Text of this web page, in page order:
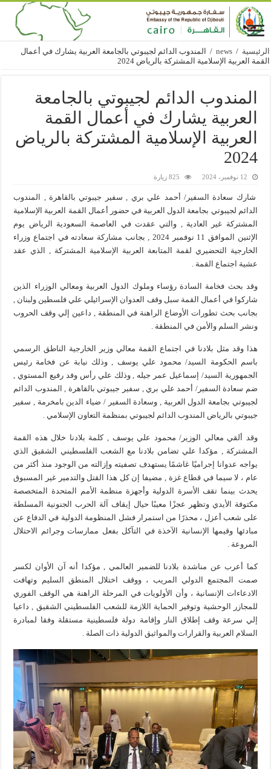
الرئيسية /
news
/ المندوب الدائم لجيبوتي بالجامعة العربية يشارك في أعمال
القمة العربية الإسلامية المشتركة بالرياض 2024
المندوب الدائم لجيبوتي بالجامعة
العربية يشارك في أعمال القمة
العربية الإسلامية المشتركة بالرياض
2024
12 نوفمبر، 2024 825 زيارة
شارك سعادة السفير/ أحمد علي بري , سفير جيبوتي بالقاهرة , المندوب
الدائم لجيبوتي بجامعة الدول العربية في حضور أعمال القمة العربية الإسلامية
المشتركة غير العادية , والتي عقدت في العاصمة السعودية الرياض يوم
الإثنين الموافق 11 نوفمبر 2024 , بجانب مشاركة سعادته في اجتماع وزراء
الخارجية التحضيري لقمة المتابعة العربية الإسلامية المشتركة , الذي عقد
عشية اجتماع القمة .
وقد بحث فخامة السادة رؤساء وملوك الدول العربية ومعالي الوزراء الذين
شاركوا في أعمال القمة سبل وقف العدوان الإسرائيلي علي فلسطين ولبنان ,
بجانب بحث تطورات الأوضاع الراهنة في المنطقة , داعين إلي وقف الحروب
ونشر السلم والأمن في المنطقة .
هذا وقد مثل بلادنا في اجتماع القمة معالي وزير الخارجية الناطق الرسمي
باسم الحكومة السيد/ محمود علي يوسف , وذلك نيابة عن فخامة رئيس
الجمهورية السيد/ إسماعيل عمر جيله , وذلك علي رأس وفد رفيع المستوي ,
ضم سعادة السفير/ أحمد علي بري , سفير جيبوتي بالقاهرة , المندوب الدائم
لجيبوتي بجامعة الدول العربية , وسعادة السفير / ضياء الدين بامخرمة , سفير
جيبوتي بالرياض المندوب الدائم لجيبوتي بمنظمة التعاون الإسلامي .
وقد ألقي معالي الوزير/ محمود علي يوسف , كلمة بلادنا خلال هذه القمة
المشتركة , مؤكدا علي تضامن بلادنا مع الشعب الفلسطيني الشقيق الذي
يواجه عدوانا إجراميًا غاشمًا يستهدف تصفيته وإزالته من الوجود منذ أكثر من
عام ، لا سيما في قطاع غزة , مضيفا إن كل هذا القتل والتدمير غير المسبوق
يحدث بينما تقف الأسرة الدولية وأجهزة منظمة الأمم المتحدة المتخصصة
مكتوفة الأيدي وتظهر عجزًا معيبًا حيال إيقاف آلة الحرب الجنونية المسلطة
على شعب أعزل ، محذرًا من استمرار فشل المنظومة الدولية في الدفاع عن
مبادئها وقيمها الإنسانية الآخذة في التآكل بفعل ممارسات وجرائم الاحتلال
المروعة .
كما أعرب عن مناشدة بلادنا للضمير العالمي , مؤكدا أنه آن الأوان لكسر
صمت المجتمع الدولي المريب ، ووقف اختلال المنطق السليم وتهافت
الادعاءات الإنسانية ، وأن الأولويات في المرحلة الراهنة هي الوقف الفوري
للمجازر الوحشية وتوفير الحماية اللازمة للشعب الفلسطيني الشقيق , داعيا
إلي سرعة وقف إطلاق النار وإقامة دولة فلسطينية مستقلة وفقا لمبادرة
السلام العربية والقرارات والمواثيق الدولية ذات الصلة .